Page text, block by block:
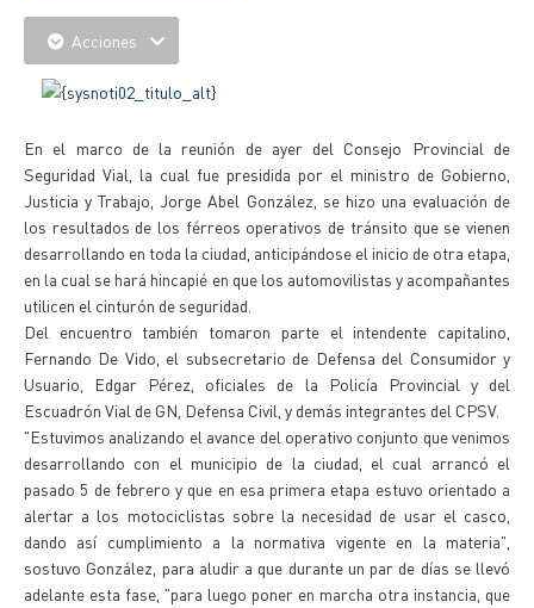
Acciones
En el marco de la reunión de ayer del Consejo Provincial de
Seguridad Vial, la cual fue presidida por el ministro de Gobierno,
Justicia y Trabajo, Jorge Abel González, se hizo una evaluación de
los resultados de los férreos operativos de tránsito que se vienen
desarrollando en toda la ciudad, anticipándose el inicio de otra etapa,
en la cual se hará hincapié en que los automovilistas y acompañantes
utilicen el cinturón de seguridad.
Del encuentro también tomaron parte el intendente capitalino,
Fernando De Vido, el subsecretario de Defensa del Consumidor y
Usuario, Edgar Pérez, oficiales de la Policía Provincial y del
Escuadrón Vial de GN, Defensa Civil, y demás integrantes del CPSV.
"Estuvimos analizando el avance del operativo conjunto que venimos
desarrollando con el municipio de la ciudad, el cual arrancó el
pasado 5 de febrero y que en esa primera etapa estuvo orientado a
alertar a los motociclistas sobre la necesidad de usar el casco,
dando así cumplimiento a la normativa vigente en la materia",
sostuvo González, para aludir a que durante un par de días se llevó
adelante esta fase, "para luego poner en marcha otra instancia, que